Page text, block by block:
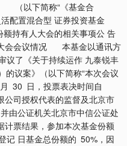
（以下简称“《基金合
配置混合型 证券投资基金
额持有人大会的相关事项公 告
会会议情况 本基金以通讯方
议了《关于持续运作 九泰锐丰
的议案》（以下简称“本次会议
30 日，投票表决时间自
司授权代表的监督及北京市
由公证机关北京市中信公证处
票结果，参加本次基金份额
记 日基金总份额的 50%，因